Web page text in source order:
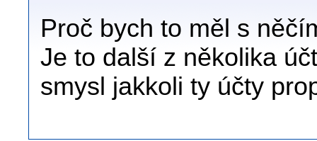
Proč bych to měl s
Je to další z několika
smysl jakkoli ty účty